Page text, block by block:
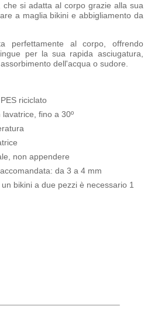
si adatta al corpo grazie alla sua
a maglia bikini e abbigliamento da
perfettamente al corpo, offrendo
per la sua rapida asciugatura,
dell'acqua o sudore.
riciclato
fino a 30º
non appendere
da 3 a 4 mm
bikini a due pezzi è necessario 1